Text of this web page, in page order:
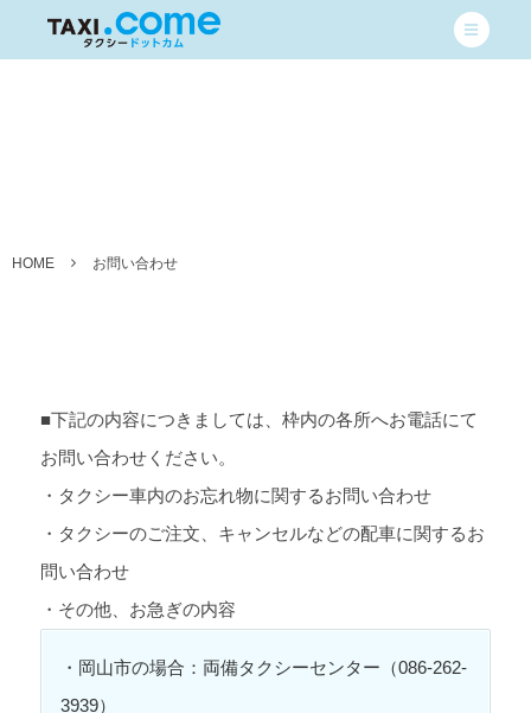
HOME お問い合わせ
■下記の内容につきましては、枠内の各所へお電話にて
お問い合わせください。
・タクシー車内のお忘れ物に関するお問い合わせ
・タクシーのご注文、キャンセルなどの配車に関するお
問い合わせ
・その他、お急ぎの内容
・岡山市の場合：両備タクシーセンター（086-262-
3939）